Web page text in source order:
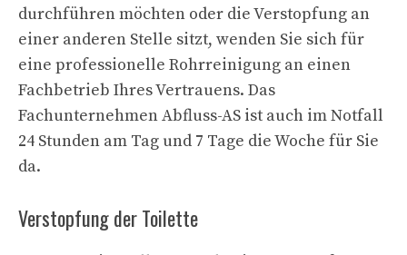
durchführen möchten oder die Verstopfung an
einer anderen Stelle sitzt, wenden Sie sich für
eine professionelle Rohrreinigung an einen
Fachbetrieb Ihres Vertrauens. Das
Fachunternehmen Abfluss-AS ist auch im Notfall
24 Stunden am Tag und 7 Tage die Woche für Sie
da.
Verstopfung der Toilette